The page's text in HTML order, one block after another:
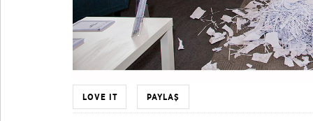
LOVE IT PAYLAŞ